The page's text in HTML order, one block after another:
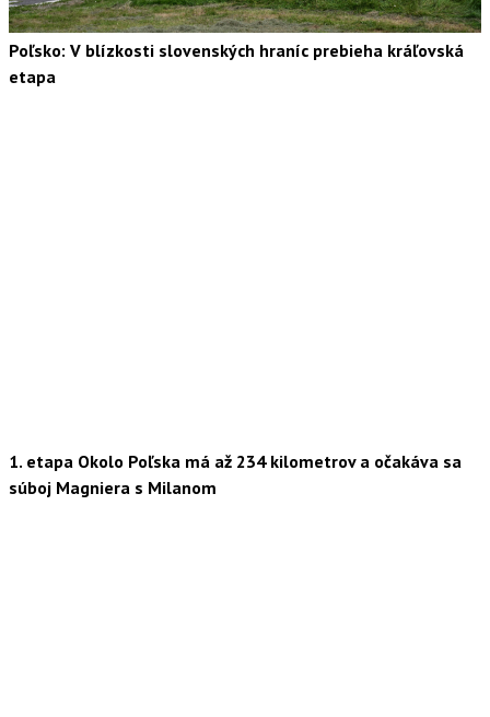
Poľsko: V blízkosti slovenských hraníc prebieha kráľovská
etapa
1. etapa Okolo Poľska má až 234 kilometrov a očakáva sa
súboj Magniera s Milanom